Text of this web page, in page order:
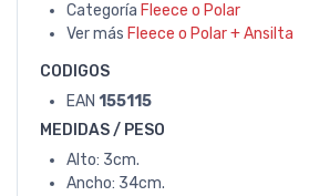
Categoría Fleece o Polar
Ver más Fleece o Polar + Ansilta
CODIGOS
EAN 155115
MEDIDAS / PESO
Alto: 3cm.
Ancho: 34cm.